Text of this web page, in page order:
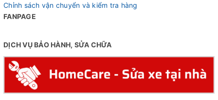
Chỉnh sách vận chuyển và kiểm tra hàng
FANPAGE
DỊCH VỤ BẢO HÀNH, SỬA CHỮA